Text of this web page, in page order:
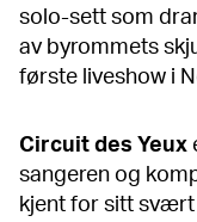
solo-sett som
av byrommets
første liveshow i
Circuit des Yeux
sangeren og
kjent for sitt svært